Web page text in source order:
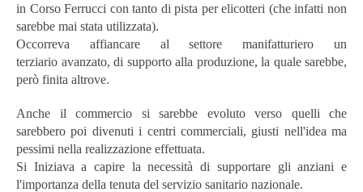
in Corso Ferrucci con tanto di pista per elicotteri (che infatti non
sarebbe mai stata utilizzata).
Occorreva affiancare al settore manifatturiero un
terziario avanzato, di supporto alla produzione, la quale sarebbe,
però finita altrove.
Anche il commercio si sarebbe evoluto verso quelli che
sarebbero poi divenuti i centri commerciali, giusti nell'idea ma
pessimi nella realizzazione effettuata.
Si Iniziava a capire la necessità di supportare gli anziani e
l'importanza della tenuta del servizio sanitario nazionale.